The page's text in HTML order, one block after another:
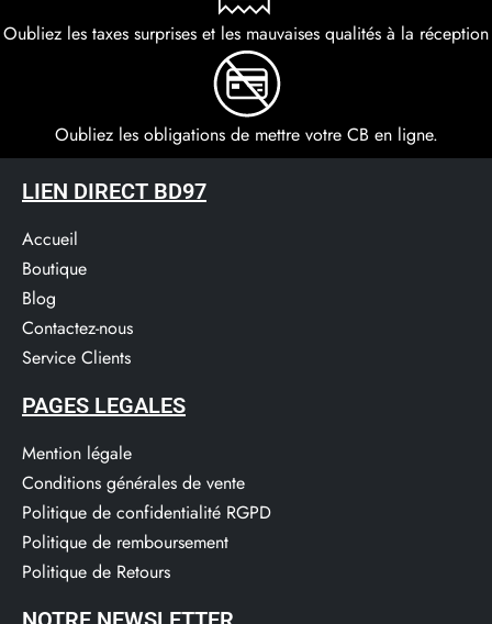
Oubliez les taxes surprises et les mauvaises qualités à la réception
Oubliez les obligations de mettre votre CB en ligne.
LIEN DIRECT BD97
Accueil
Boutique
Blog
Contactez-nous
Service Clients​
PAGES LEGALES
Mention légale
Conditions générales de vente
Politique de confidentialité RGPD
Politique de remboursement
Politique de Retours